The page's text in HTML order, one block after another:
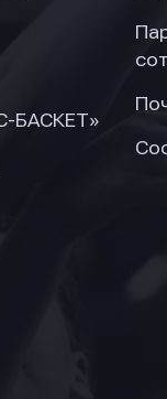
БАСКЕТ»